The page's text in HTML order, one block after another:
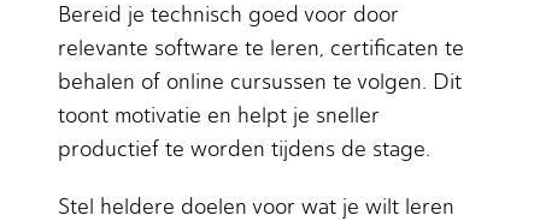
Bereid je technisch goed voor door
relevante software te leren, certificaten te
behalen of online cursussen te volgen. Dit
toont motivatie en helpt je sneller
productief te worden tijdens de stage.
Stel heldere doelen voor wat je wilt leren